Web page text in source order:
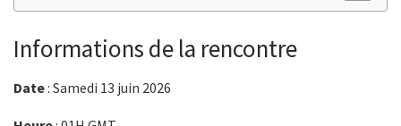
Informations de la rencontre
Date: Samedi 13 juin 2026